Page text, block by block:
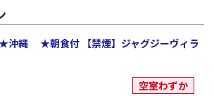
沖縄 ★朝食付 【禁煙】ジャグジーヴィラ
空室わずか